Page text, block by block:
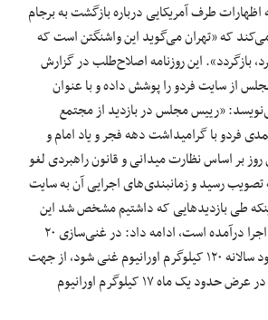
اظهارات طرف آمریکایی درباره بازگشت به برجام
می‌کند که «تهران می‌گوید این واشنگتن است که
بازگردد». این روزنامه اصلاح‌طلب در گزارش
از سایت فردو را پوشش داده و با عنوان
«رییس مجلس در بازدید از مجتمع
فردو با گرامیداشت دهه فجر و یاد امام و
بر اساس نظارت میدانی و قانون راهبردی لغو
رسید و زمانبندی‌های اجرایی آن به سایت
طی بازدید‌هایی که داشتیم مشخص شد این
قانون مرحله به مرحله به اجرا درآمده است، ادامه داد: در غنی‌سازی ۲۰
درصد اورانیوم که قرار بود سالانه ۱۲۰ کیلوگرم اورانیوم غنی شود، از جهت
زمانبندی جلوتر هستیم و در عرض حدود یک ماه ۱۷ کیلوگرم اورانیوم